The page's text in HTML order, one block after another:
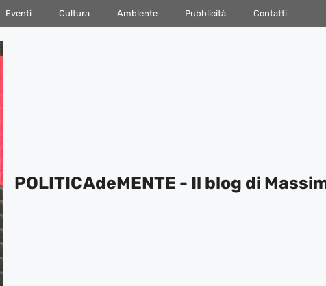
Eventi Cultura Ambiente Pubblicità Contatti
POLITICAdeMENTE - Il blog di